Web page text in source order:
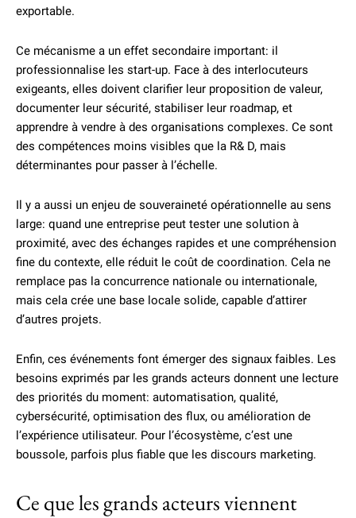
exportable.
Ce mécanisme a un effet secondaire important: il
professionnalise les start-up. Face à des interlocuteurs
exigeants, elles doivent clarifier leur proposition de valeur,
documenter leur sécurité, stabiliser leur roadmap, et
apprendre à vendre à des organisations complexes. Ce sont
des compétences moins visibles que la R& D, mais
déterminantes pour passer à l’échelle.
Il y a aussi un enjeu de souveraineté opérationnelle au sens
large: quand une entreprise peut tester une solution à
proximité, avec des échanges rapides et une compréhension
fine du contexte, elle réduit le coût de coordination. Cela ne
remplace pas la concurrence nationale ou internationale,
mais cela crée une base locale solide, capable d’attirer
d’autres projets.
Enfin, ces événements font émerger des signaux faibles. Les
besoins exprimés par les grands acteurs donnent une lecture
des priorités du moment: automatisation, qualité,
cybersécurité, optimisation des flux, ou amélioration de
l’expérience utilisateur. Pour l’écosystème, c’est une
boussole, parfois plus fiable que les discours marketing.
Ce que les grands acteurs viennent